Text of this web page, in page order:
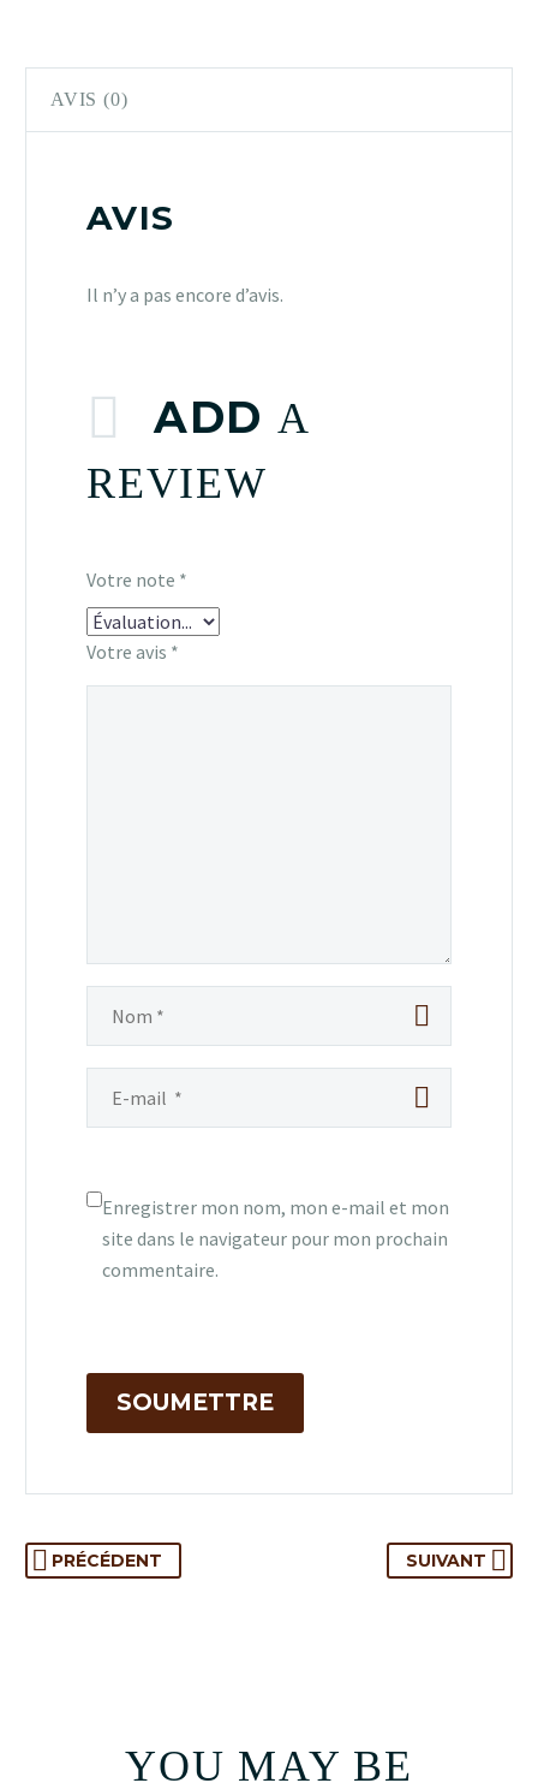
AVIS (0)
AVIS
Il n’y a pas encore d’avis.
ADD A
REVIEW
Votre note *
Votre avis *
Enregistrer mon nom, mon e-mail et mon
site dans le navigateur pour mon prochain
commentaire.
SOUMETTRE
PRÉCÉDENT SUIVANT
YOU MAY BE